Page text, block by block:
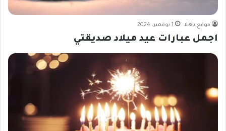
موقع ياهلا 1 نوفمبر، 2024
اجمل عبارات عيد ميلاد صديقتي